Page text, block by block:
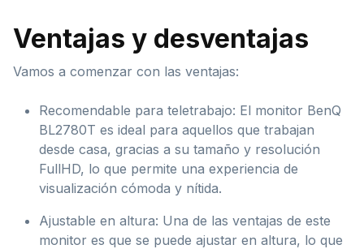
Ventajas y desventajas
Vamos a comenzar con las ventajas:
Recomendable para teletrabajo: El monitor BenQ
BL2780T es ideal para aquellos que trabajan
desde casa, gracias a su tamaño y resolución
FullHD, lo que permite una experiencia de
visualización cómoda y nítida.
Ajustable en altura: Una de las ventajas de este
monitor es que se puede ajustar en altura, lo que